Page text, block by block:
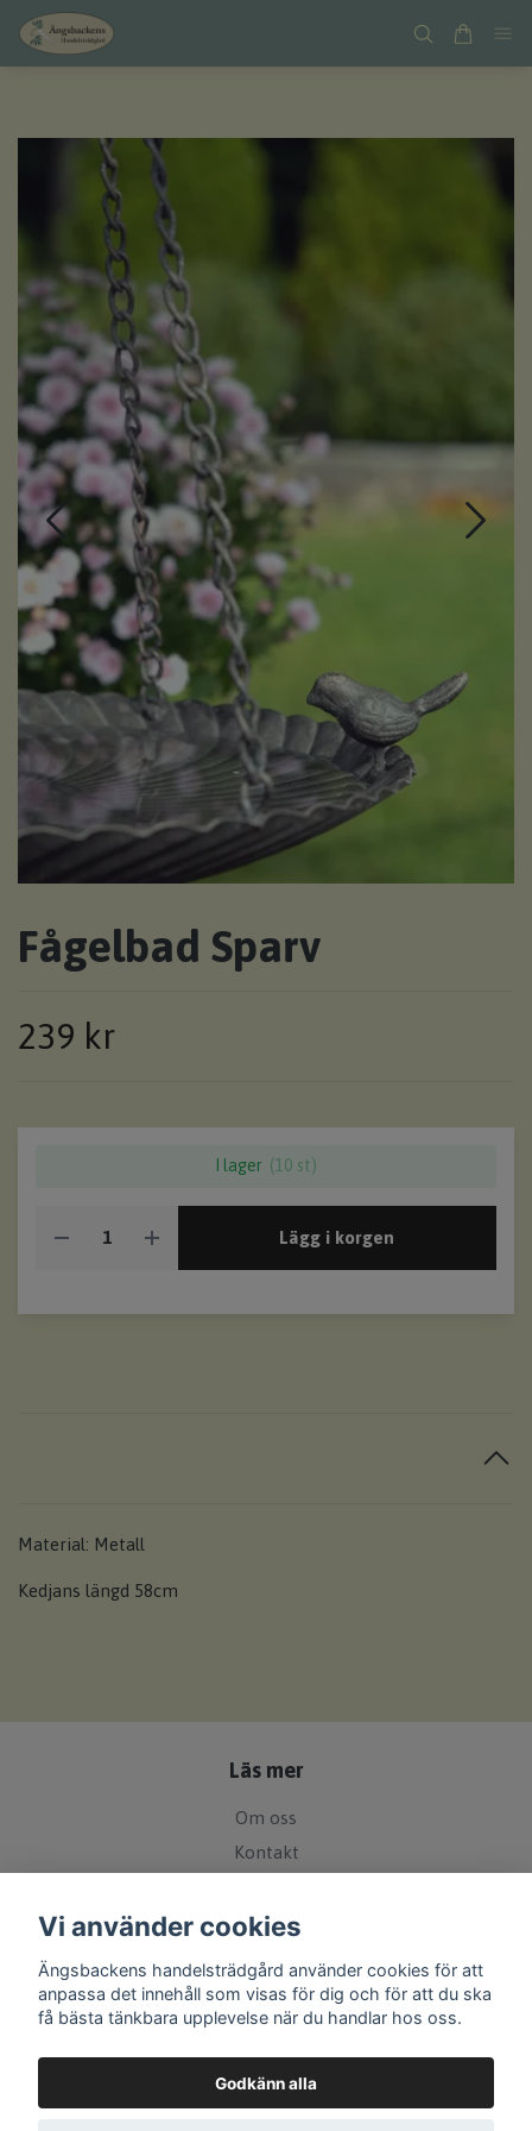
Fågelbad Sparv
239 kr
I lager (10 st)
Lägg i korgen
Material: Metall
Kedjans längd 58cm
Läs mer
Om oss
Kontakt
Leveranspolicy
Bytes- och returpolicy
Övrigt
Sociala medier
Vi använder cookies
Ängsbackens handelsträdgård använder cookies för att
anpassa det innehåll som visas för dig och för att du ska
få bästa tänkbara upplevelse när du handlar hos oss.
Godkänn alla